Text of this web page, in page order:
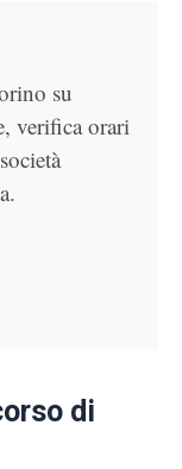
su
verifica orari
di